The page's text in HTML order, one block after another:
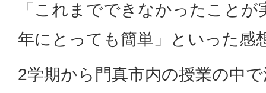
「これまでできなかったこと
年にとっても簡単」といった感
2学期から門真市内の授業の中